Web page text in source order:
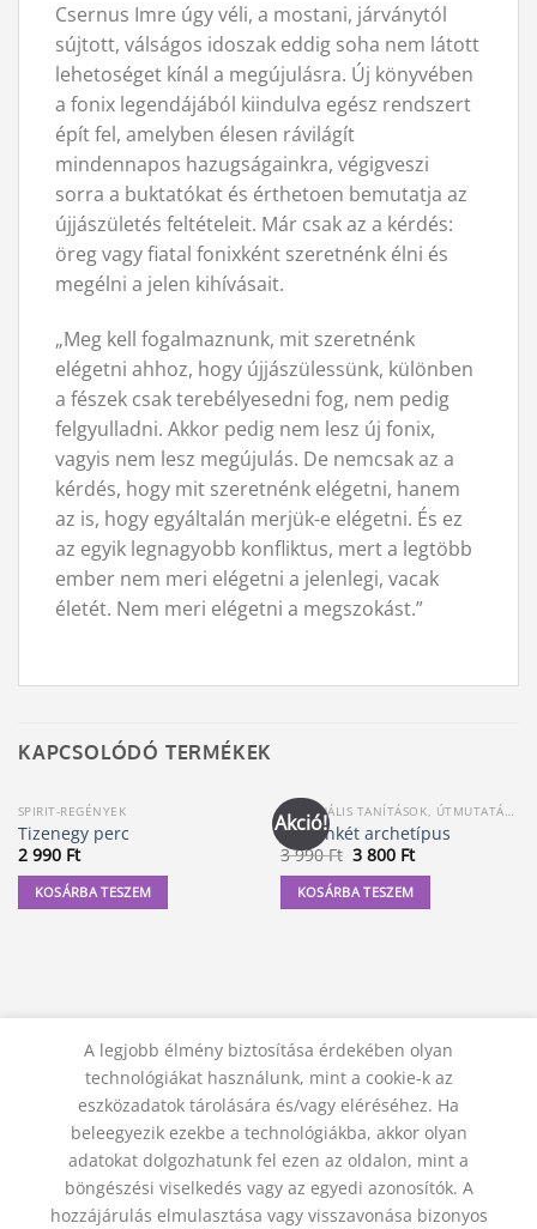
Csernus Imre úgy véli, a mostani, járványtól
sújtott, válságos idoszak eddig soha nem látott
lehetoséget kínál a megújulásra. Új könyvében
a fonix legendájából kiindulva egész rendszert
épít fel, amelyben élesen rávilágít
mindennapos hazugságainkra, végigveszi
sorra a buktatókat és érthetoen bemutatja az
újjászületés feltételeit. Már csak az a kérdés:
öreg vagy fiatal fonixként szeretnénk élni és
megélni a jelen kihívásait.
„Meg kell fogalmaznunk, mit szeretnénk
elégetni ahhoz, hogy újjászülessünk, különben
a fészek csak terebélyesedni fog, nem pedig
felgyulladni. Akkor pedig nem lesz új fonix,
vagyis nem lesz megújulás. De nemcsak az a
kérdés, hogy mit szeretnénk elégetni, hanem
az is, hogy egyáltalán merjük-e elégetni. És ez
az egyik legnagyobb konfliktus, mert a legtöbb
ember nem meri elégetni a jelenlegi, vacak
életét. Nem meri elégetni a megszokást.”
KAPCSOLÓDÓ TERMÉKEK
SPIRIT-REGÉNYEK
Tizenegy perc
2 990 Ft
KOSÁRBA TESZEM
Akció! SPIRITUÁLIS TANÍTÁSOK, ÚTMUTATÁSOK
A tizenkét archetípus
3 990Ft Original
price
was:
3
990 Ft.
3 800 FtCurrent
price
is:
3
800 Ft.
KOSÁRBA TESZEM
KAPCSOLAT ADATVÉDELMI NYILATKOZAT
ÁSZF
JOGI NYILATKOZAT
SZÁLLÍTÁSI FELTÉTELEK
ELÁLLÁS A SZERZŐDÉSTŐL
A legjobb élmény biztosítása érdekében olyan
technológiákat használunk, mint a cookie-k az
eszközadatok tárolására és/vagy eléréséhez. Ha
beleegyezik ezekbe a technológiákba, akkor olyan
adatokat dolgozhatunk fel ezen az oldalon, mint a
böngészési viselkedés vagy az egyedi azonosítók. A
hozzájárulás elmulasztása vagy visszavonása bizonyos